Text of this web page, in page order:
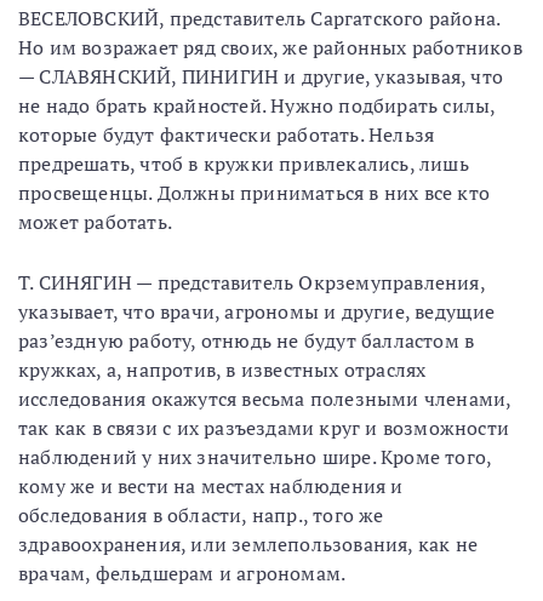
ВЕСЕЛОВСКИЙ, представитель Саргатского района.
Но им возражает ряд своих, же районных работников
— СЛАВЯНСКИЙ, ПИНИГИН и другие, указывая, что
не надо брать крайностей. Нужно подбирать силы,
которые будут фактически работать. Нельзя
предрешать, чтоб в кружки привлекались, лишь
просвещенцы. Должны приниматься в них все кто
может работать.
Т. СИНЯГИН — представитель Окрземуправления,
указывает, что врачи, агрономы и другие, ведущие
раз’ездную работу, отнюдь не будут балластом в
кружках, а, напротив, в известных отраслях
исследования окажутся весьма полезными членами,
так как в связи с их разъездами круг и возможности
наблюдений у них значительно шире. Кроме того,
кому же и вести на местах наблюдения и
обследования в области, напр., того же
здравоохранения, или землепользования, как не
врачам, фельдшерам и агрономам.